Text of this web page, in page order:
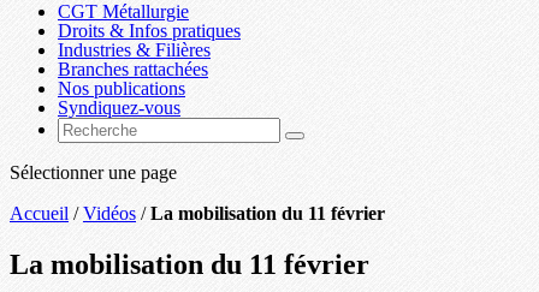
CGT Métallurgie
Droits & Infos pratiques
Industries & Filières
Branches rattachées
Nos publications
Syndiquez-vous
Sélectionner une page
Accueil /Vidéos /La mobilisation du 11 février
La mobilisation du 11 février